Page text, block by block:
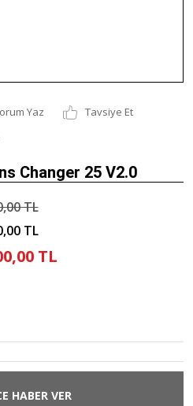
Yaz
Tavsiye Et
Changer 25 V2.0
TL
TL
TL
HABER VER